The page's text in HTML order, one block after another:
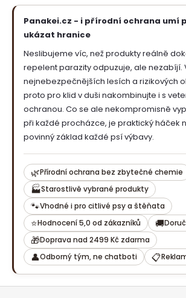
Panakei.cz - i přírodní ochrana umí
ukázat hranice
Neslibujeme víc, než produkty reálně
repelent parazity odpuzuje, ale nezabíjí.
nejnebezpečnějších lesích a rizikových
proto pro klid v duši nakombinujte i s
ochranou. Co se ale nekompromisně
při každé procházce, je praktický háček
povinný základ každé psí výbavy.
🌿Přírodní ochrana bez zbytečné chemie
🏭Starostlivě vybrané produkty
🐾Vhodné i pro citlivé psy a štěňata
⭐Hodnocení 5,0 od zákazníků 🚚
🎁Doprava nad 2499 Kč zdarma
👤Odborný tým, ne chatboti 📋